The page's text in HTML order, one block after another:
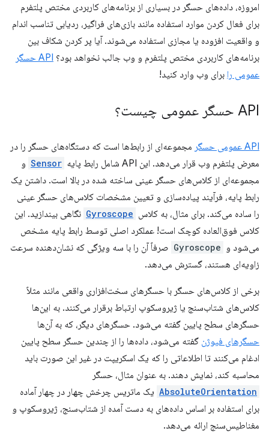
امروزه، داده‌های حسگر در بسیاری از برنامه‌های کاربردی مختص پلتفرم
برای فعال کردن موارد استفاده مانند بازی‌های فراگیر، ردیابی تناسب اندام
و واقعیت افزوده یا مجازی استفاده می‌شوند. آیا پر کردن شکاف بین
برنامه‌های کاربردی مختص پلتفرم و وب جالب نخواهد بود؟
API حسگر
عمومی را برای وب وارد کنید!
API حسگر عمومی چیست؟
API عمومی حسگر
مجموعه‌ای از رابط‌ها است که دستگاه‌های حسگر را در
معرض پلتفرم وب قرار می‌دهد. این API شامل رابط پایه
Sensor و
مجموعه‌ای از کلاس‌های حسگر عینی ساخته شده در بالا است. داشتن یک
رابط پایه، فرآیند پیاده‌سازی و تعیین مشخصات کلاس‌های حسگر عینی
را ساده می‌کند. برای مثال، به کلاس Gyroscope نگاهی بیندازید. این
کلاس فوق‌العاده کوچک است! عملکرد اصلی توسط رابط پایه مشخص
می‌شود و Gyroscope صرفاً آن را با سه ویژگی که نشان‌دهنده سرعت
زاویه‌ای هستند، گسترش می‌دهد.
برخی از کلاس‌های حسگر با حسگرهای سخت‌افزاری واقعی مانند مثلاً
کلاس‌های شتاب‌سنج یا ژیروسکوپ ارتباط برقرار می‌کنند. به این‌ها
حسگرهای سطح پایین گفته می‌شود. حسگرهای دیگر، که به آن‌ها
حسگرهای فیوژن گفته می‌شود، داده‌ها را از چندین حسگر سطح پایین
ادغام می‌کنند تا اطلاعاتی را که یک اسکریپت در غیر این صورت باید
محاسبه کند، نمایش دهند. به عنوان مثال، حسگر
AbsoluteOrientation یک ماتریس چرخش چهار در چهار آماده
برای استفاده بر اساس داده‌های به دست آمده از شتاب‌سنج، ژیروسکوپ و
مغناطیس‌سنج ارائه می‌دهد.